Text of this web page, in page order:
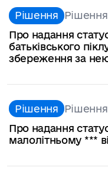
Рішення Рішення
Про надання
батьківського
збереження за
Рішення Рішення
Про надання
малолітньому ***